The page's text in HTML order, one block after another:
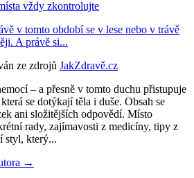
vždy zkontrolujte
v tomto období se v lese nebo v trávě
A právě si...
ze zdrojů JakZdravě.cz
– a přesně v tomto duchu přistupuje
se dotýkají těla i duše. Obsah se
ani složitějších odpovědí. Místo
rady, zajímavosti z medicíny, tipy z
styl, který...
→